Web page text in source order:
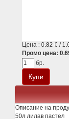
Цена : 0.82 € /
Промо цена:
бр.
Описание на
50л лилав пастел